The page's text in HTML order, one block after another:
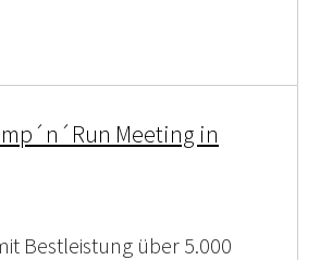
Meeting in
Bestleistung über 5.000